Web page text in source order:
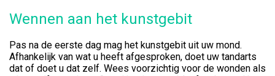
Wennen aan het kunstgebit
Pas na de eerste dag mag het kunstgebit uit uw mond.
Afhankelijk van wat u heeft afgesproken, doet uw tandarts
dat of doet u dat zelf. Wees voorzichtig voor de wonden als